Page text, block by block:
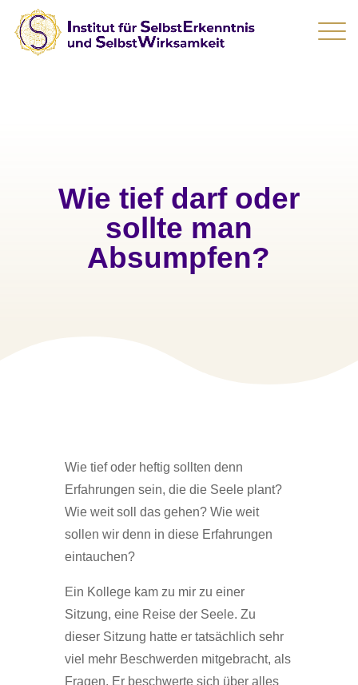
Wie tief darf oder
sollte man
Absumpfen?
Wie tief oder heftig sollten denn
Erfahrungen sein, die die Seele plant?
Wie weit soll das gehen? Wie weit
sollen wir denn in diese Erfahrungen
eintauchen?
Ein Kollege kam zu mir zu einer
Sitzung, eine Reise der Seele. Zu
dieser Sitzung hatte er tatsächlich sehr
viel mehr Beschwerden mitgebracht, als
Fragen. Er beschwerte sich über alles